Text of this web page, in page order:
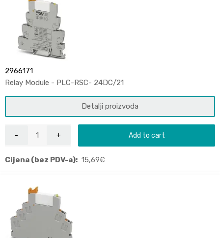
2966171
Relay Module - PLC-RSC- 24DC/21
Detalji proizvoda
Add to cart
Cijena (bez PDV-a): 15,69€